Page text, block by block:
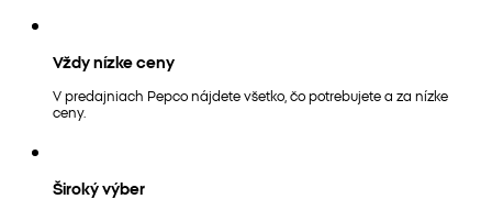
Vždy nízke ceny
V predajniach Pepco nájdete všetko, čo potrebujete a za nízke
ceny.
Široký výber